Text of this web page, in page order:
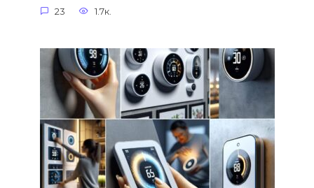
23 1.7к.